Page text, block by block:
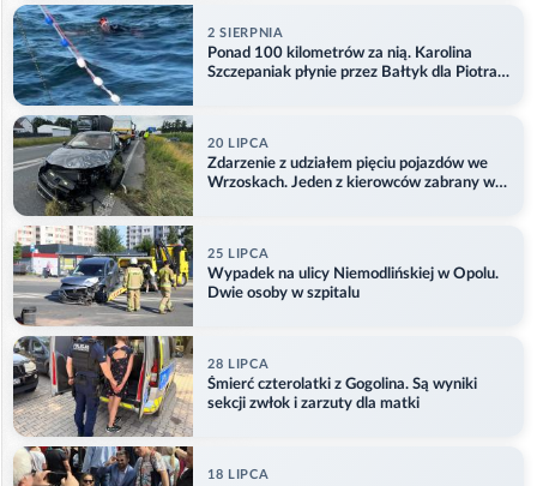
2 SIERPNIA
Ponad 100 kilometrów za nią. Karolina
Szczepaniak płynie przez Bałtyk dla Piotra.
20 LIPCA
Zdarzenie z udziałem pięciu pojazdów we
Wrzoskach. Jeden z kierowców zabrany w
25 LIPCA
Wypadek na ulicy Niemodlińskiej w Opolu.
Dwie osoby w szpitalu
28 LIPCA
Śmierć czterolatki z Gogolina. Są wyniki
sekcji zwłok i zarzuty dla matki
18 LIPCA